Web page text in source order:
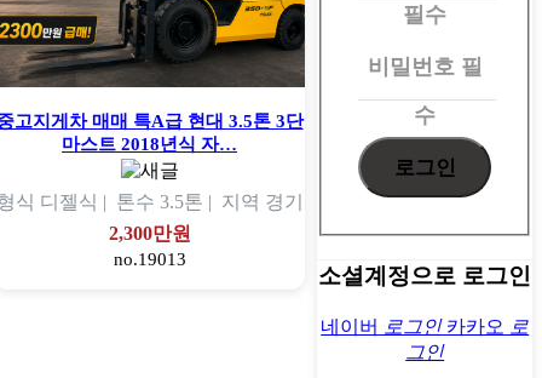
고지게차 매매 특A급 현대 3.5톤 3단
마스트 2018년식 자…
식 디젤식 | 톤수 3.5톤 | 지역 경기
2,300만원
no.19013
필수
비밀번호필
수
소셜계정으로 로그인
네이버 로그인 카카오 로
그인